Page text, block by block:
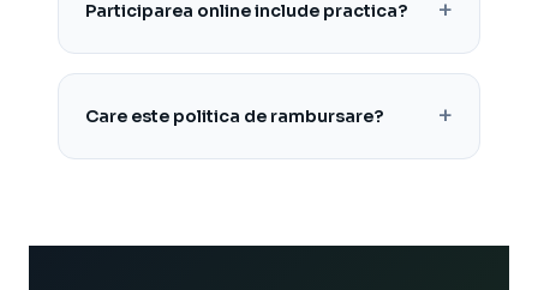
Participarea online include practica?
Care este politica de rambursare?